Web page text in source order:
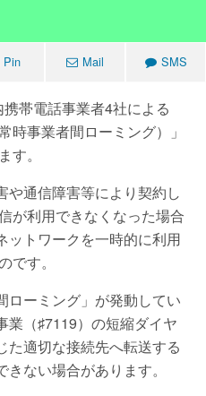
Pin Mail SMS
帯電話事業者4社による
時事業者間ローミング）」
す。
や通信障害等により契約し
が利用できなくなった場合
ットワークを一時的に利用
です。
ーミング」が発動してい
業（♯7119）の短縮ダイヤ
た適切な接続先へ転送する
ない場合があります。